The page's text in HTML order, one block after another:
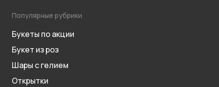
Популярные рубрики
Букеты по акции
Букет из роз
Шары с гелием
Открытки